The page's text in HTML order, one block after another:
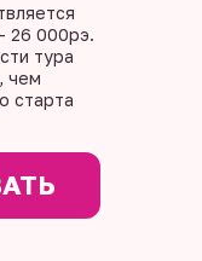
26 000рэ.
тура
чем
старта